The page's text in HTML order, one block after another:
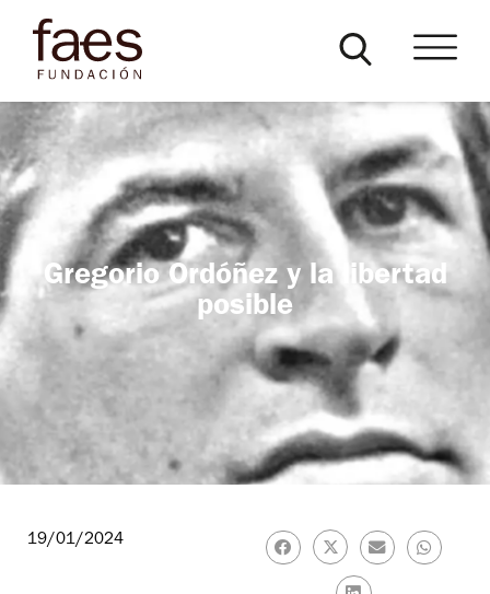
Gregorio Ordóñez y la libertad
posible
19/01/2024